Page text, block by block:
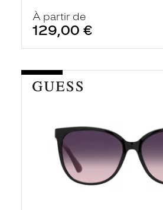
À partir de
129,00 €